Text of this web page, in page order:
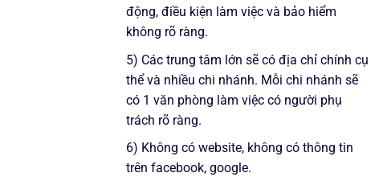
động, điều kiện làm việc và bảo hiểm
không rõ ràng.
5) Các trung tâm lớn sẽ có địa chỉ chính cụ
thể và nhiều chi nhánh. Mỗi chi nhánh sẽ
có 1 văn phòng làm việc có người phụ
trách rõ ràng.
6) Không có website, không có thông tin
trên facebook, google.